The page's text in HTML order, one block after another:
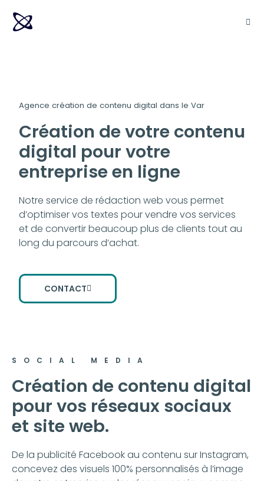
Agence création de contenu digital dans le Var
Création de votre contenu
digital pour votre
entreprise en ligne
Notre service de rédaction web vous permet
d’optimiser vos textes pour vendre vos services
et de convertir beaucoup plus de clients tout au
long du parcours d’achat.
CONTACT
SOCIAL MEDIA
Création de contenu digital
pour vos réseaux sociaux
et site web.
De la publicité Facebook au contenu sur Instagram,
concevez des visuels 100% personnalisés à l’image